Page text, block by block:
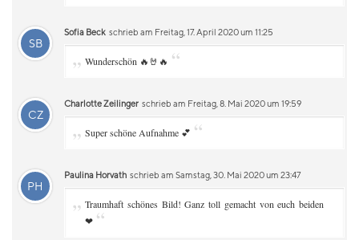
SB
Sofia Beck schrieb am Freitag, 17. April 2020 um 11:25
„ Wunderschön 🔥🤘🔥 “
CZ
Charlotte Zeilinger schrieb am Freitag, 8. Mai 2020 um 19:59
„ Super schöne Aufnahme 💕 “
PH
Paulina Horvath schrieb am Samstag, 30. Mai 2020 um 23:47
„ Traumhaft schönes Bild! Ganz toll gemacht von euch beiden
❤ “